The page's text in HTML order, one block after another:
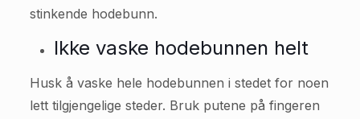
stinkende hodebunn.
Ikke vaske hodebunnen helt
Husk å vaske hele hodebunnen i stedet for noen
lett tilgjengelige steder. Bruk putene på fingeren